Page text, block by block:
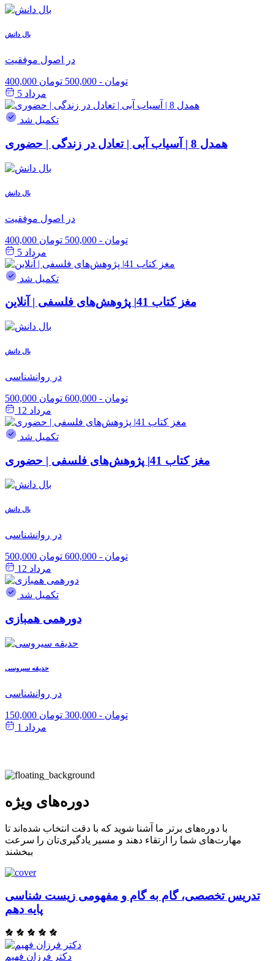
بال دانش
در اصول موفقیت
400,000 تومان - 500,000 تومان
مرداد 5
تکمیل شد
همدل 8 | آسیاب آبی | تعادل در زندگی | حضوری
بال دانش
در اصول موفقیت
400,000 تومان - 500,000 تومان
مرداد 5
تکمیل شد
مغز کتاب 41| پژوهش‌های فلسفی | آنلاین
بال دانش
در روانشناسی
500,000 تومان - 600,000 تومان
مرداد 12
تکمیل شد
مغز کتاب 41| پژوهش‌های فلسفی | حضوری
بال دانش
در روانشناسی
500,000 تومان - 600,000 تومان
مرداد 12
تکمیل شد
دورهمی همبازی
حدیقه سیروسی
در روانشناسی
150,000 تومان - 300,000 تومان
مرداد 1
دوره‌های ویژه
با دوره‌های برتر ما آشنا شوید که با دقت انتخاب شده‌اند تا
مهارت‌های شما را ارتقاء دهند و مسیر یادگیری‌تان را سرعت
ببخشند
تدریس تخصصی، گام به گام و مفهومی زیست شناسی
پایه دهم
دکتر فرزان فهیم